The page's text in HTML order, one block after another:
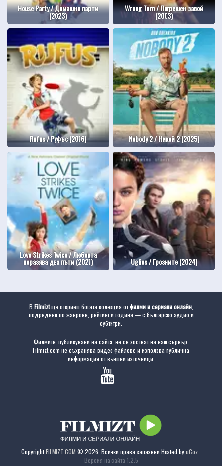
House Party / Домашно парти
(2023)
Wrong Turn / Погрешен завой
(2003)
Rufus / Руфъс (2016) Nobody 2 / Никой 2 (2025)
Love Strikes Twice / Любовта
поразява два пъти (2021) Uglies / Грозните (2024)
В Filmiztще откриеш богата колекция отфилми и сериали онлайн,
подредени по жанрове, рейтинг и година — с българско аудио и
субтитри.
Филмите, публикувани на сайта, не се хостват на наш сървър.
Filmizt.com не съхранява видео файлове и използва публична
информация от външни източници.
CopyrightFILMIZT.COM © 2026. Всички права запазени Hosted byuCoz
Версия на сайта 1.2.5